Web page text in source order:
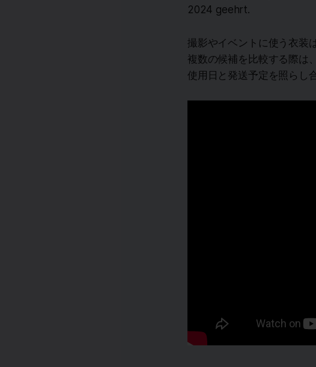
2024 geehrt.
撮影やイベントに使う衣装
複数の候補を比較する際は、
使用日と発送予定を照らし